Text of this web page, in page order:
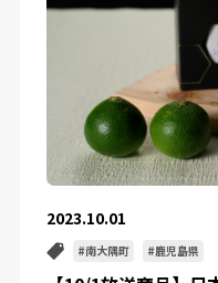
2023.10.01
南大隅町 鹿児島県